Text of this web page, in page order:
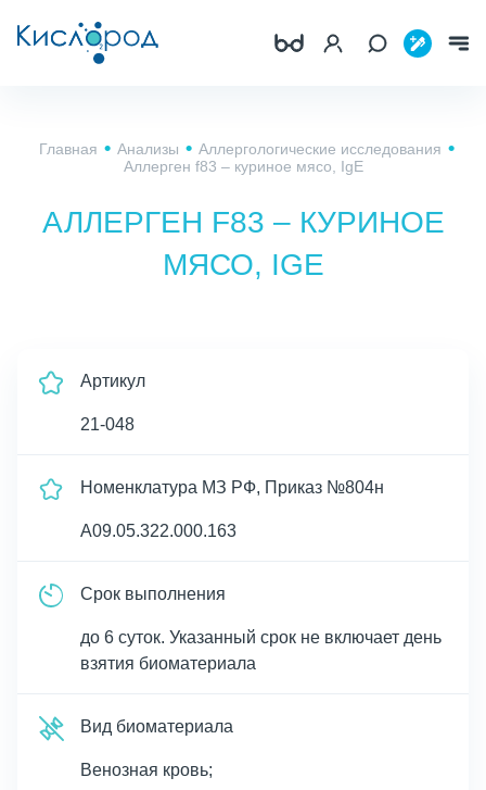
Главная Анализы
Аллергологические исследования
Аллерген f83 – куриное мясо, IgE
АЛЛЕРГЕН F83 – КУРИНОЕ
МЯСО, IGE
Артикул
21-048
Номенклатура МЗ РФ, Приказ №804н
A09.05.322.000.163
Срок выполнения
до 6 суток. Указанный срок не включает день
взятия биоматериала
Вид биоматериала
Венозная кровь;